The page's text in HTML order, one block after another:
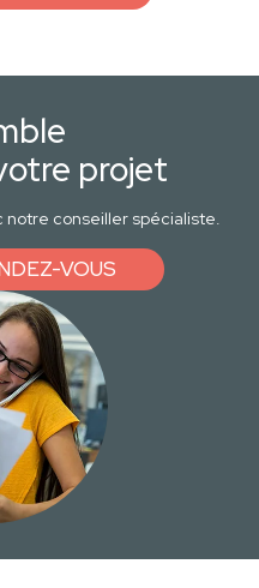
projet
notre conseiller spécialiste.
VOUS